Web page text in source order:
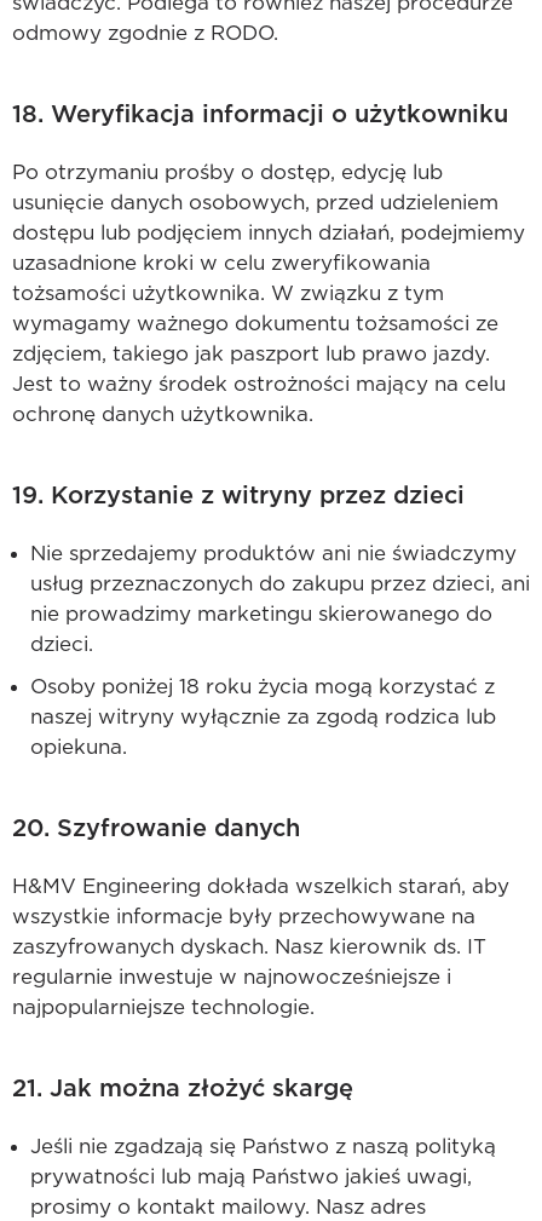
odmowy zgodnie z RODO.
18. Weryfikacja informacji o użytkowniku
Po otrzymaniu prośby o dostęp, edycję lub
usunięcie danych osobowych, przed udzieleniem
dostępu lub podjęciem innych działań, podejmiemy
uzasadnione kroki w celu zweryfikowania
tożsamości użytkownika. W związku z tym
wymagamy ważnego dokumentu tożsamości ze
zdjęciem, takiego jak paszport lub prawo jazdy.
Jest to ważny środek ostrożności mający na celu
ochronę danych użytkownika.
19. Korzystanie z witryny przez dzieci
Nie sprzedajemy produktów ani nie świadczymy
usług przeznaczonych do zakupu przez dzieci, ani
nie prowadzimy marketingu skierowanego do
dzieci.
Osoby poniżej 18 roku życia mogą korzystać z
naszej witryny wyłącznie za zgodą rodzica lub
opiekuna.
20. Szyfrowanie danych
H&MV Engineering dokłada wszelkich starań, aby
wszystkie informacje były przechowywane na
zaszyfrowanych dyskach. Nasz kierownik ds. IT
regularnie inwestuje w najnowocześniejsze i
najpopularniejsze technologie.
21. Jak można złożyć skargę
Jeśli nie zgadzają się Państwo z naszą polityką
prywatności lub mają Państwo jakieś uwagi,
prosimy o kontakt mailowy. Nasz adres